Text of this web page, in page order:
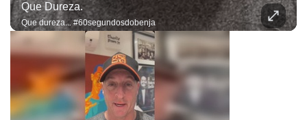
Que Dureza.
Que dureza... #60segundosdobenja